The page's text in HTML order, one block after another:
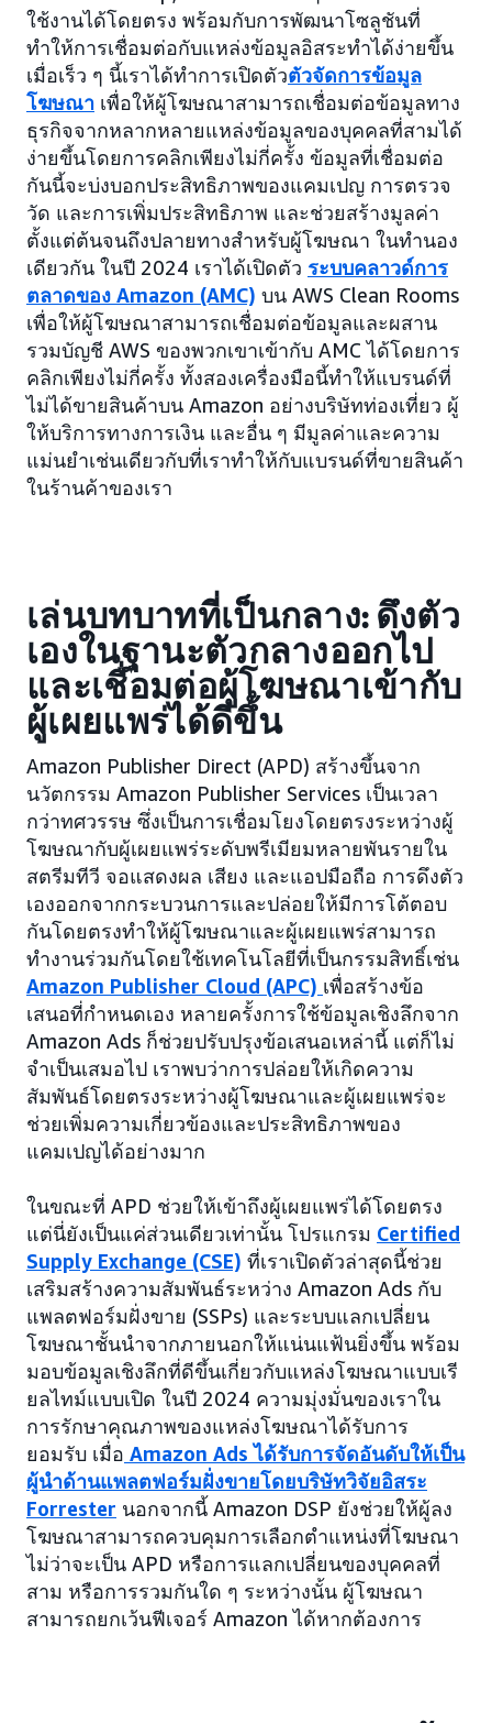
ใช้งานได้โดยตรง พร้อมกับการพัฒนาโซลูชันที่
ทำให้การเชื่อมต่อกับแหล่งข้อมูลอิสระทำได้ง่ายขึ้น
เมื่อเร็ว ๆ นี้เราได้ทำการเปิดตัวตัวจัดการข้อมูล
โฆษณา เพื่อให้ผู้โฆษณาสามารถเชื่อมต่อข้อมูลทาง
ธุรกิจจากหลากหลายแหล่งข้อมูลของบุคคลที่สามได้
ง่ายขึ้นโดยการคลิกเพียงไม่กี่ครั้ง ข้อมูลที่เชื่อมต่อ
กันนี้จะบ่งบอกประสิทธิภาพของแคมเปญ การตรวจ
วัด และการเพิ่มประสิทธิภาพ และช่วยสร้างมูลค่า
ตั้งแต่ต้นจนถึงปลายทางสำหรับผู้โฆษณา ในทำนอง
เดียวกัน ในปี 2024 เราได้เปิดตัว ระบบคลาวด์การ
ตลาดของ Amazon (AMC) บน AWS Clean Rooms
เพื่อให้ผู้โฆษณาสามารถเชื่อมต่อข้อมูลและผสาน
รวมบัญชี AWS ของพวกเขาเข้ากับ AMC ได้โดยการ
คลิกเพียงไม่กี่ครั้ง ทั้งสองเครื่องมือนี้ทำให้แบรนด์ที่
ไม่ได้ขายสินค้าบน Amazon อย่างบริษัทท่องเที่ยว ผู้
ให้บริการทางการเงิน และอื่น ๆ มีมูลค่าและความ
แม่นยำเช่นเดียวกับที่เราทำให้กับแบรนด์ที่ขายสินค้า
ในร้านค้าของเรา
เล่นบทบาทที่เป็นกลาง: ดึงตัว
เองในฐานะตัวกลางออกไป
และเชื่อมต่อผู้โฆษณาเข้ากับ
ผู้เผยแพร่ได้ดีขึ้น
Amazon Publisher Direct (APD) สร้างขึ้นจาก
นวัตกรรม Amazon Publisher Services เป็นเวลา
กว่าทศวรรษ ซึ่งเป็นการเชื่อมโยงโดยตรงระหว่างผู้
โฆษณากับผู้เผยแพร่ระดับพรีเมียมหลายพันรายใน
สตรีมทีวี จอแสดงผล เสียง และแอปมือถือ การดึงตัว
เองออกจากกระบวนการและปล่อยให้มีการโต้ตอบ
กันโดยตรงทำให้ผู้โฆษณาและผู้เผยแพร่สามารถ
ทำงานร่วมกันโดยใช้เทคโนโลยีที่เป็นกรรมสิทธิ์เช่น
Amazon Publisher Cloud (APC) เพื่อสร้างข้อ
เสนอที่กำหนดเอง หลายครั้งการใช้ข้อมูลเชิงลึกจาก
Amazon Ads ก็ช่วยปรับปรุงข้อเสนอเหล่านี้ แต่ก็ไม่
จำเป็นเสมอไป เราพบว่าการปล่อยให้เกิดความ
สัมพันธ์โดยตรงระหว่างผู้โฆษณาและผู้เผยแพร่จะ
ช่วยเพิ่มความเกี่ยวข้องและประสิทธิภาพของ
แคมเปญได้อย่างมาก
ในขณะที่ APD ช่วยให้เข้าถึงผู้เผยแพร่ได้โดยตรง
แต่นี่ยังเป็นแค่ส่วนเดียวเท่านั้น โปรแกรม Certified
Supply Exchange (CSE) ที่เราเปิดตัวล่าสุดนี้ช่วย
เสริมสร้างความสัมพันธ์ระหว่าง Amazon Ads กับ
แพลตฟอร์มฝั่งขาย (SSPs) และระบบแลกเปลี่ยน
โฆษณาชั้นนำจากภายนอกให้แน่นแฟ้นยิ่งขึ้น พร้อม
มอบข้อมูลเชิงลึกที่ดีขึ้นเกี่ยวกับแหล่งโฆษณาแบบเรี
ยลไทม์แบบเปิด ในปี 2024 ความมุ่งมั่นของเราใน
การรักษาคุณภาพของแหล่งโฆษณาได้รับการ
ยอมรับ เมื่อ Amazon Ads ได้รับการจัดอันดับให้เป็น
ผู้นำด้านแพลตฟอร์มฝั่งขายโดยบริษัทวิจัยอิสระ
Forrester นอกจากนี้ Amazon DSP ยังช่วยให้ผู้ลง
โฆษณาสามารถควบคุมการเลือกตำแหน่งที่โฆษณา
ไม่ว่าจะเป็น APD หรือการแลกเปลี่ยนของบุคคลที่
สาม หรือการรวมกันใด ๆ ระหว่างนั้น ผู้โฆษณา
สามารถยกเว้นฟีเจอร์ Amazon ได้หากต้องการ